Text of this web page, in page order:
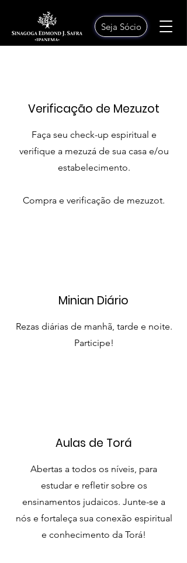
Seja Sócio
Verificação de Mezuzot
Faça seu check-up espiritual e
verifique a mezuzá de sua casa e/ou
estabelecimento.
Compra e verificação de mezuzot.
Minian Diário
Rezas diárias de manhã, tarde e noite.
Participe!
Aulas de Torá
Abertas a todos os níveis, para
estudar e refletir sobre os
ensinamentos judaicos. Junte-se a
nós e fortaleça sua conexão espiritual
e conhecimento da Torá!